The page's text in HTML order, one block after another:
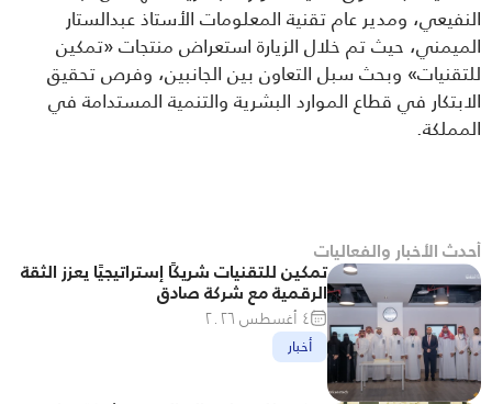
المملكة.
أحدث الأخبار والفعاليات
أخبار
٤ أغسطس ٢٠٢٦
الرقمية مع شركة صادق